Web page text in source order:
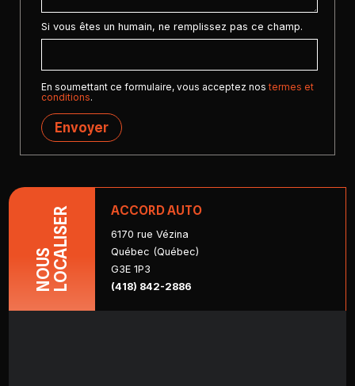
Si vous êtes un humain, ne remplissez pas ce champ.
En soumettant ce formulaire, vous acceptez nostermes et
conditions.
Envoyer
NOUSLOCALISER ACCORD AUTO
6170 rue Vézina
Québec (Québec)
G3E 1P3
(418) 842-2886